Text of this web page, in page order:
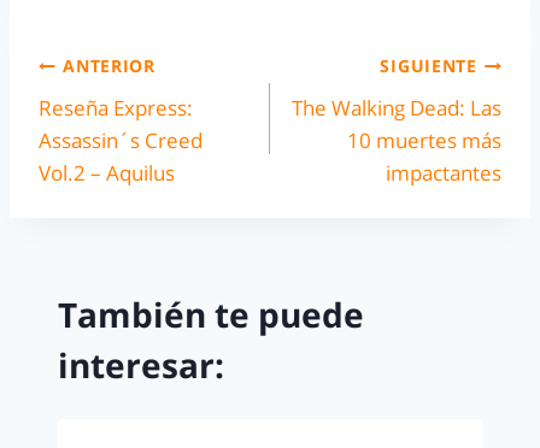
ANTERIOR
Reseña Express:
Assassin´s Creed
Vol.2 – Aquilus
SIGUIENTE
The Walking Dead: Las
10 muertes más
impactantes
También te puede
interesar: